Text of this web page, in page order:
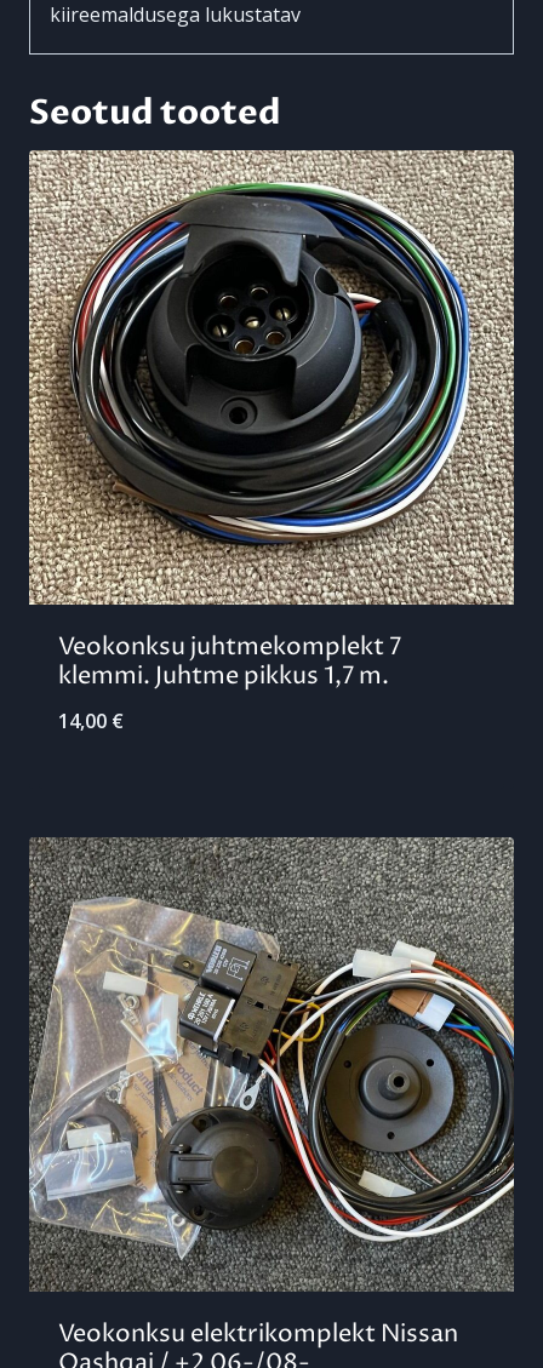
kiireemaldusega lukustatav
Seotud tooted
Veokonksu juhtmekomplekt 7
klemmi. Juhtme pikkus 1,7 m.
14,00 €
Veokonksu elektrikomplekt Nissan